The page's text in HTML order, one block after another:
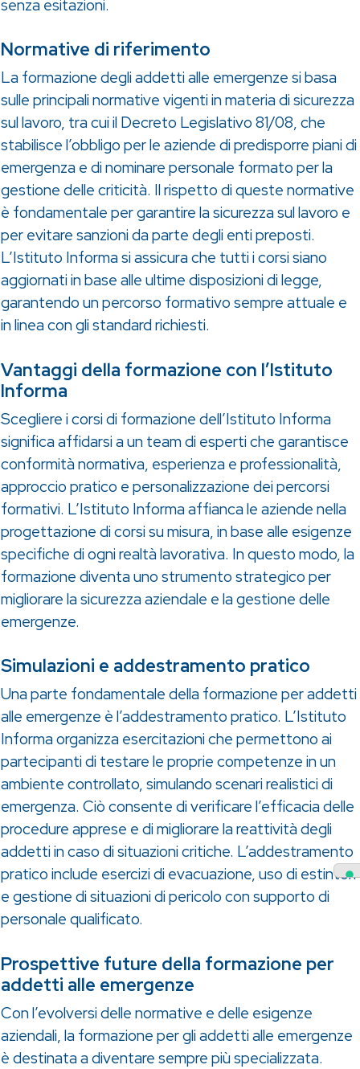
senza esitazioni.
Normative di riferimento
La formazione degli addetti alle emergenze si basa
sulle principali normative vigenti in materia di sicurezza
sul lavoro, tra cui il Decreto Legislativo 81/08, che
stabilisce l’obbligo per le aziende di predisporre piani di
emergenza e di nominare personale formato per la
gestione delle criticità. Il rispetto di queste normative
è fondamentale per garantire la sicurezza sul lavoro e
per evitare sanzioni da parte degli enti preposti.
L’Istituto Informa si assicura che tutti i corsi siano
aggiornati in base alle ultime disposizioni di legge,
garantendo un percorso formativo sempre attuale e
in linea con gli standard richiesti.
Vantaggi della formazione con l’Istituto
Informa
Scegliere i corsi di formazione dell’Istituto Informa
significa affidarsi a un team di esperti che garantisce
conformità normativa, esperienza e professionalità,
approccio pratico e personalizzazione dei percorsi
formativi. L’Istituto Informa affianca le aziende nella
progettazione di corsi su misura, in base alle esigenze
specifiche di ogni realtà lavorativa. In questo modo, la
formazione diventa uno strumento strategico per
migliorare la sicurezza aziendale e la gestione delle
emergenze.
Simulazioni e addestramento pratico
Una parte fondamentale della formazione per addetti
alle emergenze è l’addestramento pratico. L’Istituto
Informa organizza esercitazioni che permettono ai
partecipanti di testare le proprie competenze in un
ambiente controllato, simulando scenari realistici di
emergenza. Ciò consente di verificare l’efficacia delle
procedure apprese e di migliorare la reattività degli
addetti in caso di situazioni critiche. L’addestramento
pratico include esercizi di evacuazione, uso di estintori
e gestione di situazioni di pericolo con supporto di
personale qualificato.
Prospettive future della formazione per
addetti alle emergenze
Con l’evolversi delle normative e delle esigenze
aziendali, la formazione per gli addetti alle emergenze
è destinata a diventare sempre più specializzata.